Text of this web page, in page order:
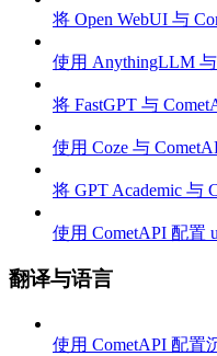
将 Open WebUI 与
使用 AnythingLLM
将 FastGPT 与
使用 Coze 与
将 GPT Academic 与
使用 CometAPI 配置
翻译与语言
使用 CometAPI 配置